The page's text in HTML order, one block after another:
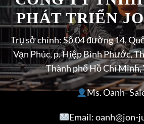
PHÁT TRIỂN
Trụ sở chính: Số 04 đường 14,
Vạn Phúc, p. Hiệp Bình Phước,
Thành phố Hồ Chí
Ms. Oanh-
Email: oanh@jon-